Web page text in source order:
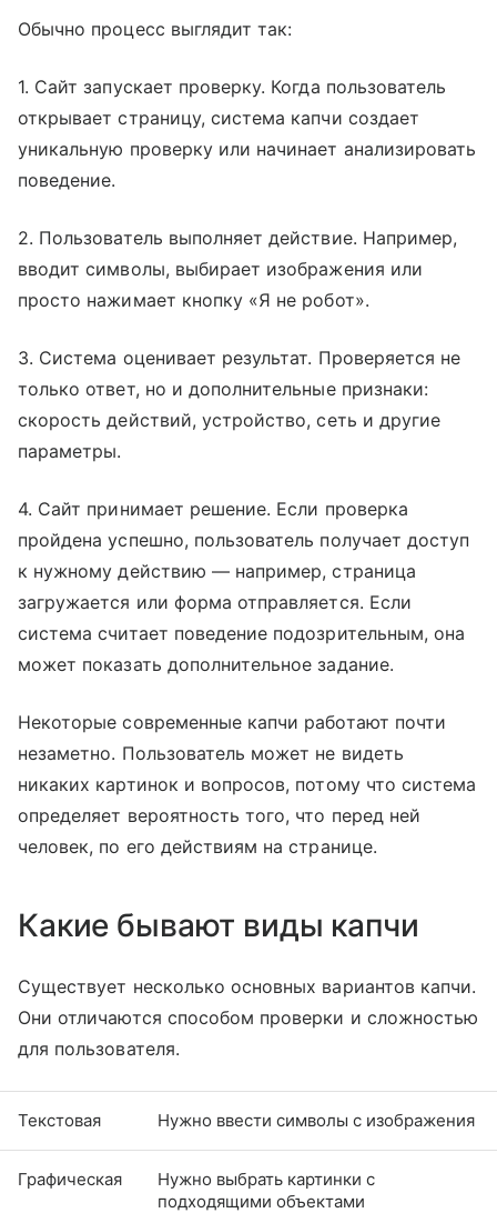
Обычно процесс выглядит так:
1. Сайт запускает проверку. Когда пользователь
открывает страницу, система капчи создает
уникальную проверку или начинает анализировать
поведение.
2. Пользователь выполняет действие. Например,
вводит символы, выбирает изображения или
просто нажимает кнопку «Я не робот».
3. Система оценивает результат. Проверяется не
только ответ, но и дополнительные признаки:
скорость действий, устройство, сеть и другие
параметры.
4. Сайт принимает решение. Если проверка
пройдена успешно, пользователь получает доступ
к нужному действию — например, страница
загружается или форма отправляется. Если
система считает поведение подозрительным, она
может показать дополнительное задание.
Некоторые современные капчи работают почти
незаметно. Пользователь может не видеть
никаких картинок и вопросов, потому что система
определяет вероятность того, что перед ней
человек, по его действиям на странице.
Какие бывают виды капчи
Существует несколько основных вариантов капчи.
Они отличаются способом проверки и сложностью
для пользователя.
Текстовая Нужно ввести символы с изображения
Графическая
Нужно выбрать картинки с
подходящими объектами